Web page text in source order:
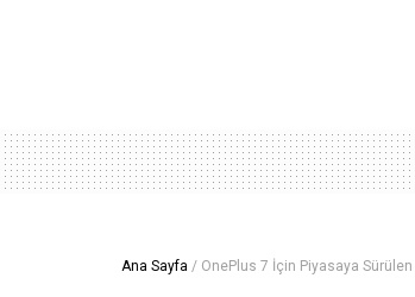
Ana Sayfa / OnePlus 7 İçin Piyasaya